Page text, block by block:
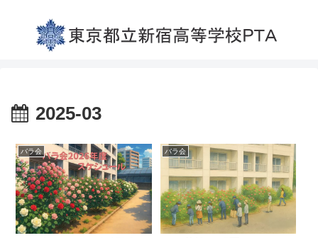
2025-03
バラ会 バラ会